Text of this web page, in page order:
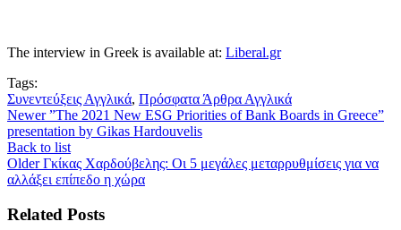
The interview in Greek is available at: Liberal.gr
Tags:
Συνεντεύξεις Αγγλικά, Πρόσφατα Άρθρα Αγγλικά
Newer ”The 2021 New ESG Priorities of Bank Boards in Greece”
presentation by Gikas Hardouvelis
Back to list
Older Γκίκας Χαρδούβελης: Οι 5 μεγάλες μεταρρυθμίσεις για να
αλλάξει επίπεδο η χώρα
Related Posts